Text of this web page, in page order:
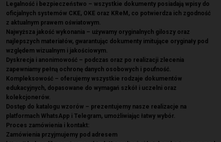
Legalność i bezpieczeństwo – wszystkie dokumenty posiadają wpisy do
oficjalnych systemów CKE, OKE oraz KReM, co potwierdza ich zgodność
z aktualnym prawem oświatowym.
Najwyższa jakość wykonania – używamy oryginalnych giloszy oraz
najlepszych materiałów, gwarantując dokumenty imitujące oryginały pod
względem wizualnym i jakościowym.
Dyskrecja i anonimowość – podczas oraz po realizacji zlecenia
zapewniamy pełną ochronę danych osobowych i poufność.
Kompleksowość – oferujemy wszystkie rodzaje dokumentów
edukacyjnych, dopasowane do wymagań szkół i uczelni oraz
kolekcjonerów.
Dostęp do katalogu wzorów – prezentujemy nasze realizacje na
platformach WhatsApp i Telegram, umożliwiając łatwy wybór.
Proces zamówienia i kontakt:
Zamówienia przyjmujemy pod adresem